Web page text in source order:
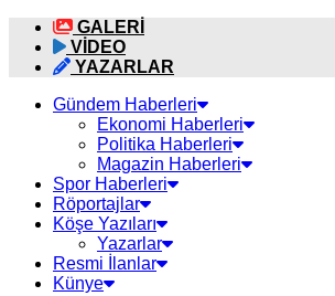
GALERİ
VİDEO
YAZARLAR
Gündem Haberleri
Ekonomi Haberleri
Politika Haberleri
Magazin Haberleri
Spor Haberleri
Röportajlar
Köşe Yazıları
Yazarlar
Resmi İlanlar
Künye